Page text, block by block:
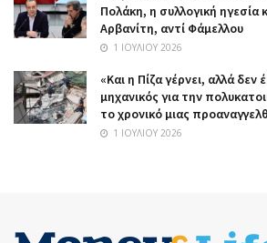
Πολάκη, η συλλογική ηγεσία
Αρβανίτη, αντί Φάμελλου
1 ΙΟΥΛΊΟΥ 2026
«Και η Πίζα γέρνει, αλλά δεν
μηχανικός για την
το χρονικό μιας
1 ΙΟΥΛΊΟΥ 2026